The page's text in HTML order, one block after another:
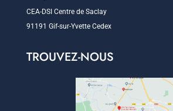
CEA-DSI Centre de Saclay
91191 Gif-sur-Yvette Cedex
TROUVEZ-NOUS